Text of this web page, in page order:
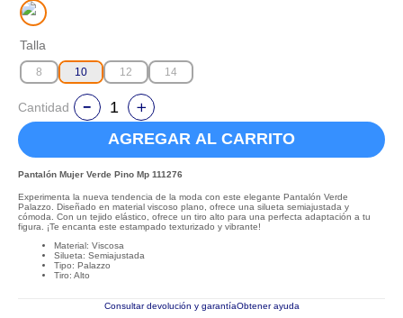
Talla
8 10 12 14
Cantidad
AGREGAR AL CARRITO
Pantalón Mujer Verde Pino Mp 111276
Experimenta la nueva tendencia de la moda con este elegante Pantalón Verde
Palazzo. Diseñado en material viscoso plano, ofrece una silueta semiajustada y
cómoda. Con un tejido elástico, ofrece un tiro alto para una perfecta adaptación a tu
figura. ¡Te encanta este estampado texturizado y vibrante!
Material: Viscosa
Silueta: Semiajustada
Tipo: Palazzo
Tiro: Alto
Consultar devolución y garantíaObtener ayuda